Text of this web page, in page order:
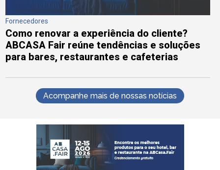
Fornecedores
Como renovar a experiência do cliente?
ABCASA Fair reúne tendências e soluções
para bares, restaurantes e cafeterias
Acompanhe mais de nossas notícias